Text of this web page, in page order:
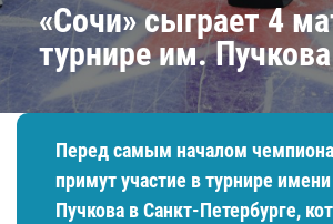
«Сочи» сыграет 4
турнире им. Пучкова
Перед самым началом
примут участие в турнире
Пучкова в Санкт-Петербурге,